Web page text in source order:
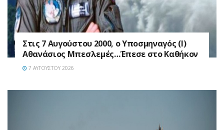
Στις 7 Αυγούστου 2000, ο Υποσμηναγός (Ι)
Αθανάσιος Μπεσλεμές…Έπεσε στο Καθήκον
7 ΑΥΓΟΎΣΤΟΥ 2026